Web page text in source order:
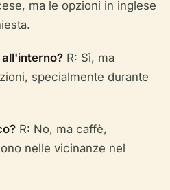
ma le opzioni in inglese
R: Sì, ma
specialmente durante
R: No, ma caffè,
nelle vicinanze nel